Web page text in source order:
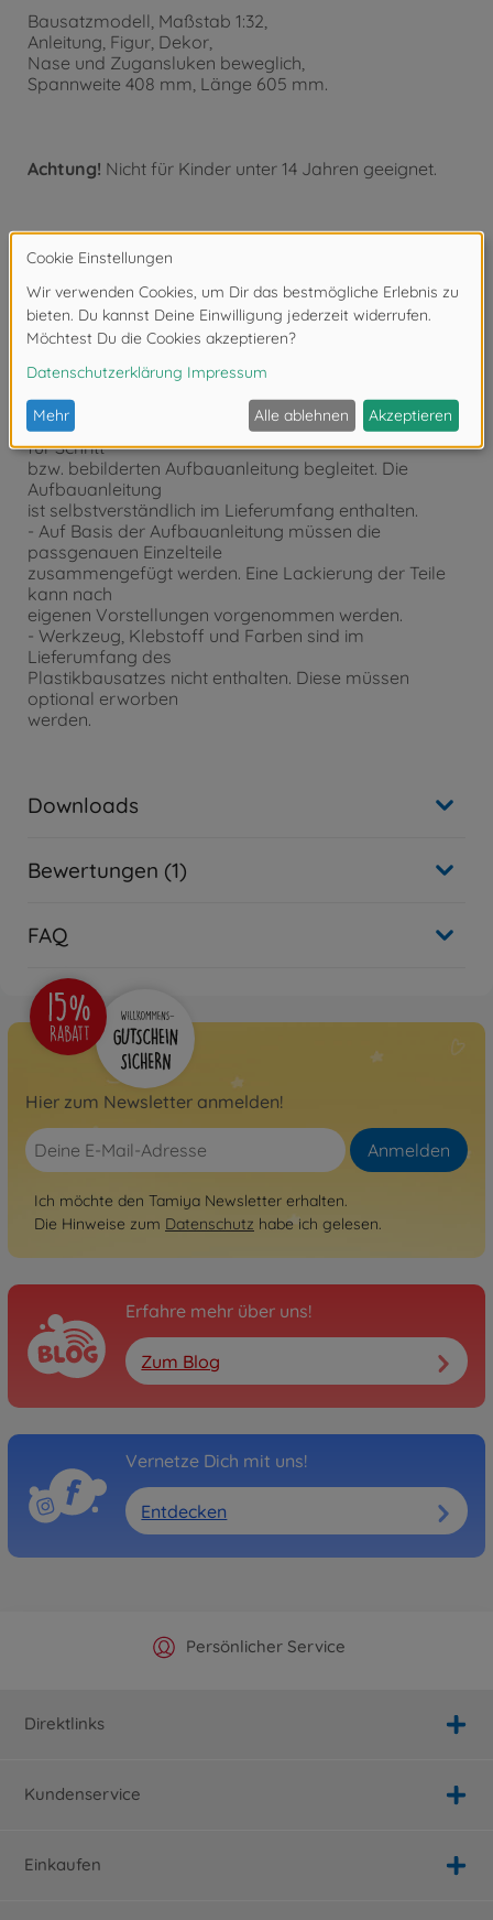
Bausatzmodell, Maßstab 1:32,
Anleitung, Figur, Dekor,
Nase und Zugansluken beweglich,
Spannweite 408 mm, Länge 605 mm.
Achtung! Nicht für Kinder unter 14 Jahren geeignet.
Produktdetails
- Detaillierter Modellbausatz im Maßstab 1:32
- Der qualitativ hochwertige Bausatz von TAMIYA
muss in
Eigenregie montiert werden.
- Der selbstständige Aufbau wird mithilfe einer Schritt
für Schritt
bzw. bebilderten Aufbauanleitung begleitet. Die
Aufbauanleitung
ist selbstverständlich im Lieferumfang enthalten.
- Auf Basis der Aufbauanleitung müssen die
passgenauen Einzelteile
zusammengefügt werden. Eine Lackierung der Teile
kann nach
eigenen Vorstellungen vorgenommen werden.
- Werkzeug, Klebstoff und Farben sind im
Lieferumfang des
Plastikbausatzes nicht enthalten. Diese müssen
optional erworben
werden.
Downloads
Bewertungen (1)
FAQ
Hier zum Newsletter anmelden!
Anmelden
Ich möchte den Tamiya Newsletter erhalten.
Die Hinweise zum Datenschutz habe ich gelesen.
Erfahre mehr über uns!
Zum Blog
Vernetze Dich mit uns!
Entdecken
Offizieller Hersteller Shop
Persönlicher Service
Versandkostenfrei ab 25€
Schnelle Lieferung
Direktlinks
Kundenservice
Einkaufen